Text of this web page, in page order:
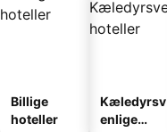
Billige
hoteller
Kæledyrsv
enlige